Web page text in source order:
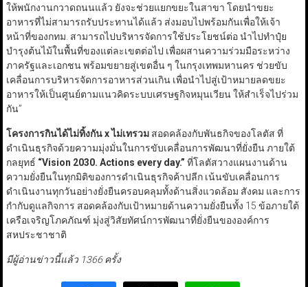
ให้พนักงานกวาดถนนแล้ว ยังจะช่วยแยกขยะในสาขา โดยนำขยะ
อาหารที่ไม่สามารถรับประทานได้แล้ว ส่งมอบไปพร้อมกันเพื่อให้เจ้า
หน้าที่ของกทม. สามารถไปบริหารจัดการใช้ประโยชน์ต่อ นำไปทำปุ๋ย
บำรุงต้นไม้ในพื้นที่ของแต่ละเขตต่อไป เพื่อผสานความร่วมมือระหว่าง
ภาครัฐและเอกชน พร้อมขยายสู่เขตอื่น ๆ ในกรุงเทพมหานคร ช่วยขับ
เคลื่อนการบริหารจัดการอาหารส่วนเกิน เพื่อนำไปสู่เป้าหมายลดขยะ
อาหารให้เป็นศูนย์ตามแนวคิดระบบเศรษฐกิจหมุนเวียน ให้สำเร็จไปร่วม
กัน”
โครงการกินได้ไม่ทิ้งกันxไม่เทรวมสอดคล้องกับพันธกิจของโลตัส ที่
ดำเนินธุรกิจด้วยความมุ่งมั่นในการขับเคลื่อนการพัฒนาที่ยั่งยืน ภายใต้
กลยุทธ์ “Vision 2030. Actions every day.” ที่โลตัสวางแผนงานด้าน
ความยั่งยืนในทุกมิติของการดำเนินธุรกิจค้าปลีก เน้นขับเคลื่อนการ
ดำเนินงานทุกวันอย่างยั่งยืนครอบคลุมทั้งด้านสิ่งแวดล้อม สังคม และการ
กำกับดูแลกิจการ สอดคล้องกับเป้าหมายด้านความยั่งยืนทั้ง 15 ข้อภายใต้
เครือเจริญโภคภัณฑ์ มุ่งสู่วิสัยทัศน์การพัฒนาที่ยั่งยืนขององค์การ
สหประชาชาติ
มีผู้อ่านข่าวนี้แล้ว 1366 ครั้ง